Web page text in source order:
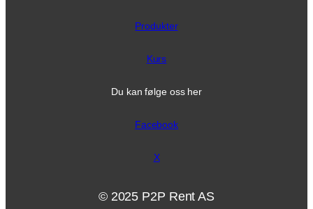
Produkter
Kurs
Du kan følge oss her
Facebook
X
© 2025 P2P Rent AS